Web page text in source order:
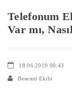
Telefonum
Var mı,
18.06.2019 00:43
Besemti Ekibi